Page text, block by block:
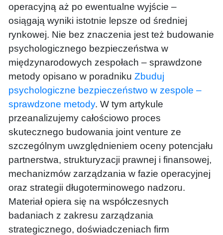
operacyjną aż po ewentualne wyjście –
osiągają wyniki istotnie lepsze od średniej
rynkowej. Nie bez znaczenia jest też budowanie
psychologicznego bezpieczeństwa w
międzynarodowych zespołach – sprawdzone
metody opisano w poradnikuZbuduj
psychologiczne bezpieczeństwo w zespole –
sprawdzone metody. W tym artykule
przeanalizujemy całościowo proces
skutecznego budowania joint venture ze
szczególnym uwzględnieniem oceny potencjału
partnerstwa, strukturyzacji prawnej i finansowej,
mechanizmów zarządzania w fazie operacyjnej
oraz strategii długoterminowego nadzoru.
Materiał opiera się na współczesnych
badaniach z zakresu zarządzania
strategicznego, doświadczeniach firm